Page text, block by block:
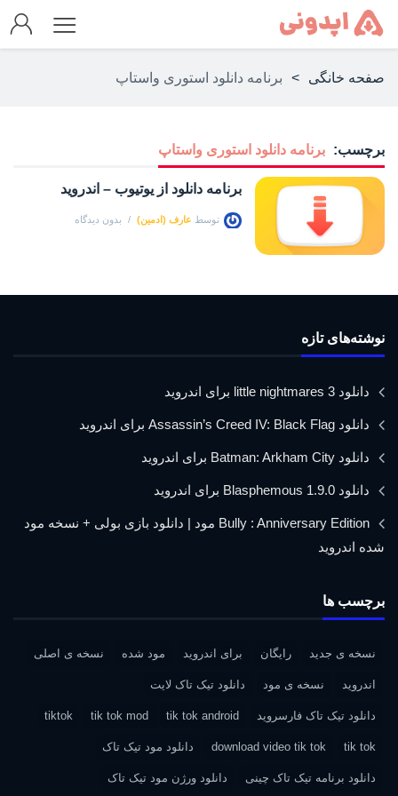
صفحه خانگی > برنامه دانلود استوری واستاپ
برچسب: برنامه دانلود استوری واستاپ
برنامه دانلود از یوتیوب – اندروید
توسط عارف (ادمین) بدون دیدگاه
نوشته‌های تازه
دانلود little nightmares 3 برای اندروید
دانلود Assassin’s Creed IV: Black Flag برای اندروید
دانلود Batman: Arkham City برای اندروید
دانلود Blasphemous 1.9.0 برای اندروید
Bully : Anniversary Edition مود | دانلود بازی بولی + نسخه مود
شده اندروید
برچسب ها
نسخه ی جدید رایگان برای اندروید مود شده نسخه ی اصلی
اندروید نسخه ی مود دانلود تیک تاک لایت
دانلود تیک تاک فارسروید tik tok android
tik tok mod
tiktok
tik tok
download video tik tok دانلود مود تیک تاک
دانلود برنامه تیک تاک چینی دانلود ورژن مود تیک تاک